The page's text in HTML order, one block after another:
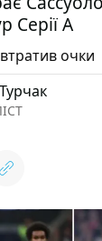
Серії А
очки